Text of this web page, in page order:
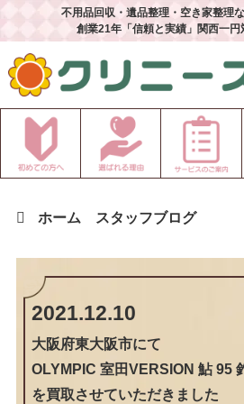
不用品回収・遺品整理・空き家整理
創業21年「信頼と実績」関西一円
ホーム スタッフブログ
2021.12.10
大阪府東大阪市にて
OLYMPIC 室田VERSION 鮎 95
を買取させていただきました